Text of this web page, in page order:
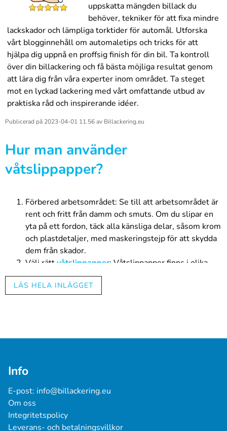
uppskatta mängden billack du
behöver, tekniker för att fixa mindre
lackskador och lämpliga torktider för automål. Utforska
vårt blogginnehåll om automaletips och tricks för att
hjälpa dig uppnå en proffsig finish för din bil. Ta kontroll
över din billackering och få bästa möjliga resultat genom
att lära dig från våra experter inom området. Ta steget
mot en lyckad lackering med vårt omfattande utbud av
praktiska råd och inspirerande idéer.
Publicerad på 2023-04-01 11.56av Billackering.eu
Hur man använder
våtslippapper?
Förbered arbetsområdet: Se till att arbetsområdet är
rent och fritt från damm och smuts. Om du slipar en
yta på ett fordon, täck alla känsliga delar, såsom krom
och plastdetaljer, med maskeringstejp för att skydda
dem från skador.
Välj rättvåtslippapper: Våtslippapper finns i olika
kornstorlekar. Ju högre kornstorlek, desto finare
slipning får du. Välj en kornstorlek som passar ditt
Skär våtslippapperet i lämplig storlek: Använd en sax
Fyll en hink med vatten: Lägg några droppar
reducera friktionen och minskar risken för att pappret
klibbar fast i ytan som ska slipas.
Blöt våtslippapperet: Doppa våtslippapperet i hinken
LÄS HELA INLÄGGET
Info
E-post: info@billackering.eu
Om oss
Integritetspolicy
Leverans- och betalningsvillkor